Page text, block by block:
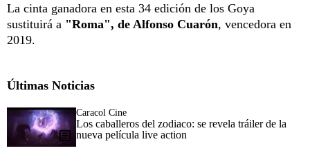
La cinta ganadora en esta 34 edición de los Goya
sustituirá a "Roma", de Alfonso Cuarón, vencedora en
2019.
Últimas Noticias
Caracol Cine
Los caballeros del zodiaco: se revela tráiler de la
nueva película live action